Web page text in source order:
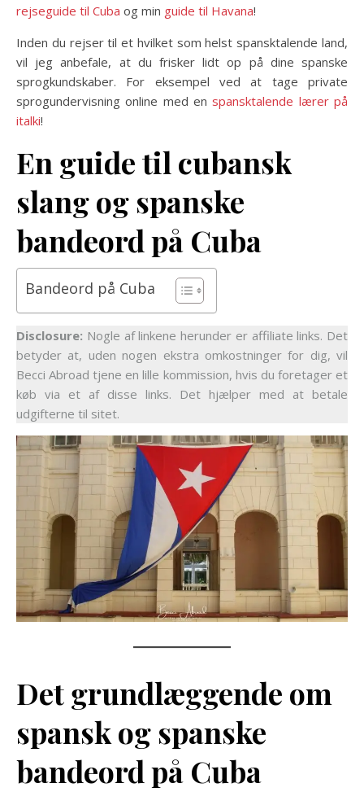
rejseguide til Cuba og min guide til Havana!
Inden du rejser til et hvilket som helst spansktalende land,
vil jeg anbefale, at du frisker lidt op på dine spanske
sprogkundskaber. For eksempel ved at tage private
sprogundervisning online med enspansktalende lærer på
italki!
En guide til cubansk
slang og spanske
bandeord på Cuba
Bandeord på Cuba
Disclosure: Nogle af linkene herunder er affiliate links. Det
betyder at, uden nogen ekstra omkostninger for dig, vil
Becci Abroad tjene en lille kommission, hvis du foretager et
køb via et af disse links. Det hjælper med at betale
udgifterne til sitet.
Det grundlæggende om
spansk og spanske
bandeord på Cuba